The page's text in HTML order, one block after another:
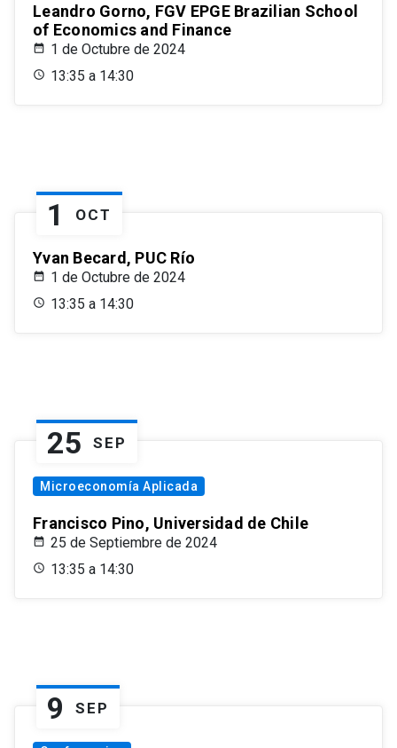
Leandro Gorno, FGV EPGE Brazilian School
of Economics and Finance
1 de Octubre de 2024
13:35 a 14:30
1 OCT
Yvan Becard, PUC Río
1 de Octubre de 2024
13:35 a 14:30
25 SEP
Microeconomía Aplicada
Francisco Pino, Universidad de Chile
25 de Septiembre de 2024
13:35 a 14:30
9 SEP